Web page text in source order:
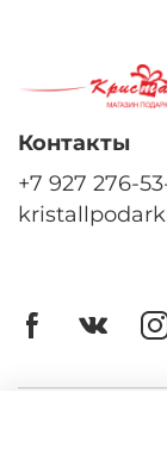
Контакты
+7 927 276-